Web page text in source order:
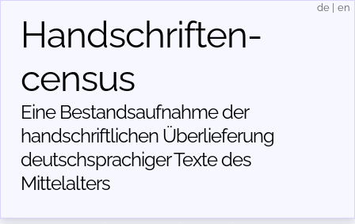
Handschriften­
census
Eine Bestandsaufnahme der
handschriftlichen Über­lieferung
deutschsprachiger Texte des
Mittelalters
de en